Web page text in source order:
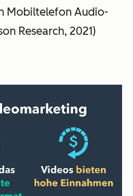
Mobiltelefon Audio-
Research, 2021)